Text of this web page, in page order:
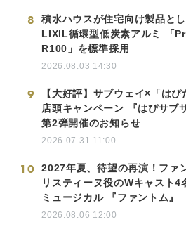
8
積水ハウスが住宅向け製品と
LIXIL循環型低炭素アルミ 「
R100」を標準採用
2026.08.03 14:30
9
【大好評】サブウェイ×「はぴ
店頭キャンペーン 『はぴサブ
第2弾開催のお知らせ
2026.07.31 11:00
10
2027年夏、待望の再演！ファ
リスティーヌ役のWキャスト4
ミュージカル 『ファントム』
2026.08.06 12:00